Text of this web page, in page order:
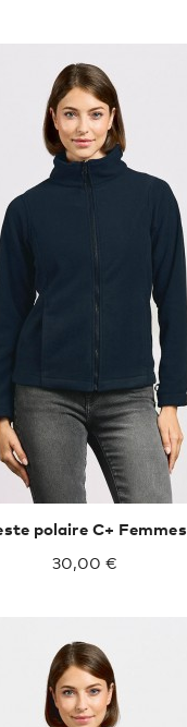
polaire C+ Femmes
30,00 €